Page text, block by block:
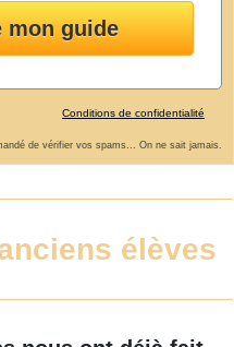
Conditions de confidentialité
de vérifier vos spams... On ne sait jamais.
élèves